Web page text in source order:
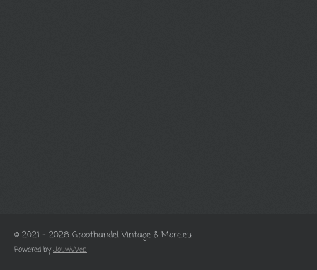
© 2021 - 2026 Groothandel Vintage & More.eu
Powered by JouwWeb